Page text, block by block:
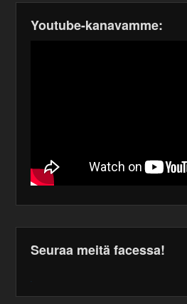
Youtube-kanavamme:
Seuraa meitä facessa!
WordPress